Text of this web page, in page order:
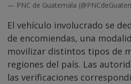
— PNC de Guatemala
El vehículo involucrado se
de encomiendas, una
movilizar distintos tipos de
regiones del país. Las
las verificaciones